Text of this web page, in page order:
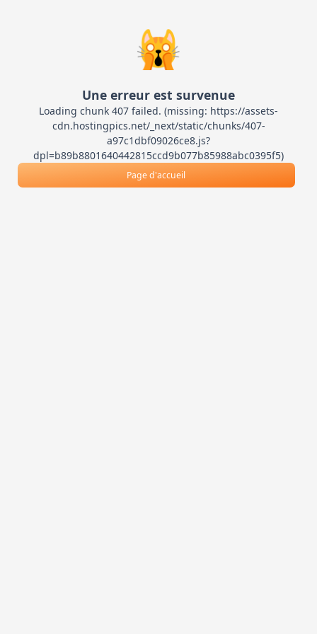
🙀
Une erreur est survenue
Loading chunk 407 failed. (missing: https://assets-
cdn.hostingpics.net/_next/static/chunks/407-
a97c1dbf09026ce8.js?
dpl=b89b8801640442815ccd9b077b85988abc0395f5)
Page d'accueil